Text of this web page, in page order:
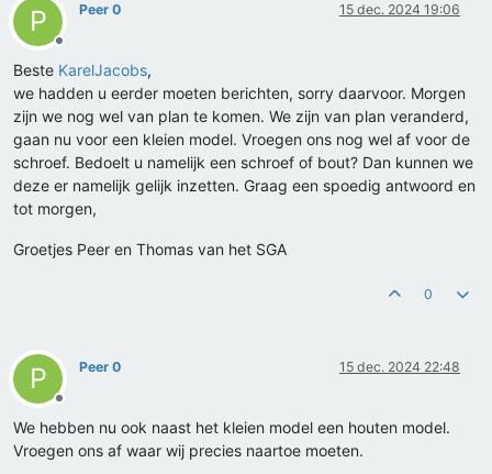
P
Offline
Peer 0 15 dec. 2024 19:06
Beste KarelJacobs,
we hadden u eerder moeten berichten, sorry daarvoor. Morgen
zijn we nog wel van plan te komen. We zijn van plan veranderd,
gaan nu voor een kleien model. Vroegen ons nog wel af voor de
schroef. Bedoelt u namelijk een schroef of bout? Dan kunnen we
deze er namelijk gelijk inzetten. Graag een spoedig antwoord en
tot morgen,
Groetjes Peer en Thomas van het SGA
0
P
Offline
Peer 0 15 dec. 2024 22:48
We hebben nu ook naast het kleien model een houten model.
Vroegen ons af waar wij precies naartoe moeten.